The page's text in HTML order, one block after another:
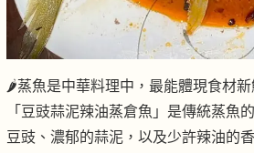
🌶️蒸魚是中華料理中，最能體現食材
「豆豉蒜泥辣油蒸倉魚」是傳統蒸魚
豆豉、濃郁的蒜泥，以及少許辣油的